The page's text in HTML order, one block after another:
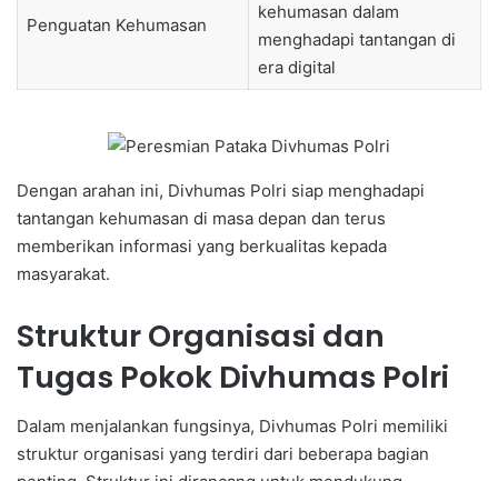
Penguatan Kehumasan
kehumasan dalam
menghadapi tantangan di
era digital
Dengan arahan ini, Divhumas Polri siap menghadapi
tantangan kehumasan di masa depan dan terus
memberikan informasi yang berkualitas kepada
masyarakat.
Struktur Organisasi dan
Tugas Pokok Divhumas Polri
Dalam menjalankan fungsinya, Divhumas Polri memiliki
struktur organisasi yang terdiri dari beberapa bagian